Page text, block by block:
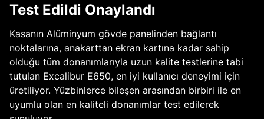
Test Edildi Onaylandı
Kasanın Alüminyum gövde panelinden bağlantı
noktalarına, anakarttan ekran kartına kadar sahip
olduğu tüm donanımlarıyla uzun kalite testlerine tabi
tutulan Excalibur E650, en iyi kullanıcı deneyimi için
üretiliyor. Yüzbinlerce bileşen arasından birbiri ile en
uyumlu olan en kaliteli donanımlar test edilerek